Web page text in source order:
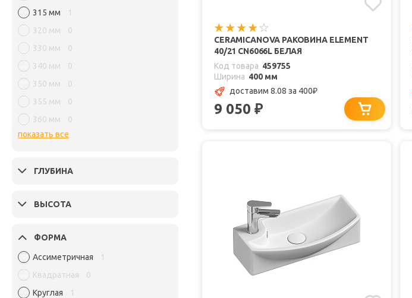
315 мм
1
320 мм
0
330 мм
0
340 мм
0
350 мм
0
355 мм
0
360 мм
0
показать все
ГЛУБИНА
ВЫСОТА
ФОРМА
Ассиметричная
1
Квадратная
0
Круглая
1
CERAMICANOVA РАКОВИНА ELEMENT
40/21 CN6066L БЕЛАЯ
Код товара 459755
Ширина 400 мм
доставим 8.08 за 400₽
9 050 ₽